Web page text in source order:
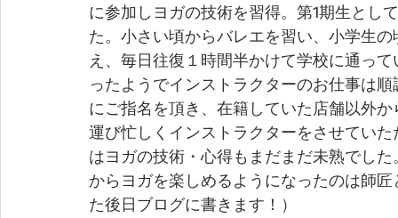
に参加しヨガの技術を習得。第1期生とし
た。小さい頃からバレエを習い、小学生
え、毎日往復１時間半かけて学校に通っ
ったようでインストラクターのお仕事は
にご指名を頂き、在籍していた店舗以外
運び忙しくインストラクターをさせてい
はヨガの技術・心得もまだまだ未熟でし
からヨガを楽しめるようになったのは師
た後日ブログに書きます！）